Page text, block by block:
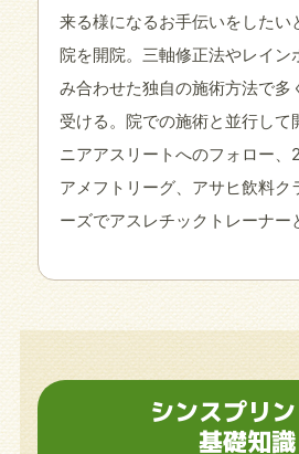
来る様になるお手伝いをしたい
院を開院。三軸修正法やレイン
み合わせた独自の施術方法で多
受ける。院での施術と並行して
ニアアスリートへのフォロー、
アメフトリーグ、アサヒ飲料ク
ーズでアスレチックトレーナー
シンスプリ
基礎知識